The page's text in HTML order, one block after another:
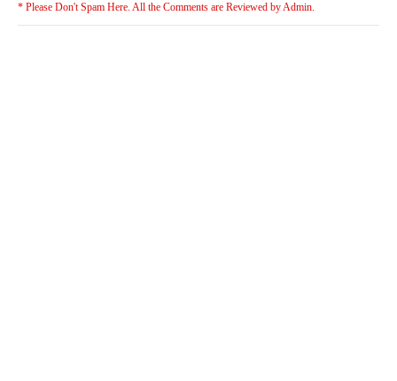
* Please Don't Spam Here. All the Comments are Reviewed by Admin.